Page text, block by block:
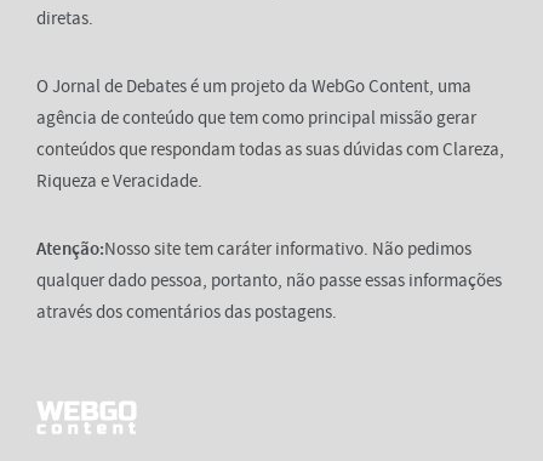
diretas.
O Jornal de Debates é um projeto da WebGo Content, uma
agência de conteúdo que tem como principal missão gerar
conteúdos que respondam todas as suas dúvidas com Clareza,
Riqueza e Veracidade.
Atenção:Nosso site tem caráter informativo. Não pedimos
qualquer dado pessoa, portanto, não passe essas informações
através dos comentários das postagens.